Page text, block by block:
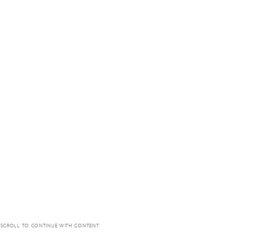
SCROLL TO CONTINUE WITH CONTENT